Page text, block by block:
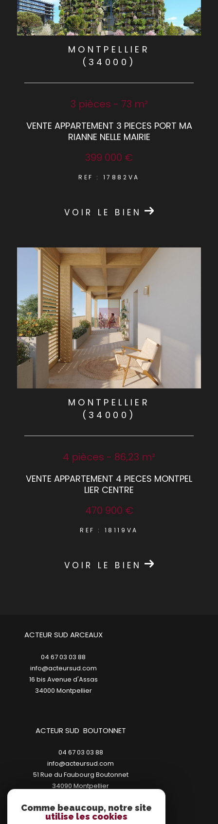
MONTPELLIER
(34000)
3 pièces - 73 m²
VENTE APPARTEMENT 3 PIECES PORT MA
RIANNE NELLE MAIRIE
399 000 €
REF : 17882VA
VOIR LE BIEN
MONTPELLIER
(34000)
4 pièces - 86,23 m²
VENTE APPARTEMENT 4 PIECES MONTPEL
LIER CENTRE
470 900 €
REF : 18119VA
VOIR LE BIEN
ACTEUR SUD ARCEAUX
04 67 03 03 88
info@acteursud.com
16 bis Avenue d'Assas
34000
montpellier
ACTEUR SUD BOUTONNET
04 67 03 03 88
info@acteursud.com
51 Rue du Faubourg Boutonnet
34090 montpellier
Comme beaucoup, notre site
utilise les cookies